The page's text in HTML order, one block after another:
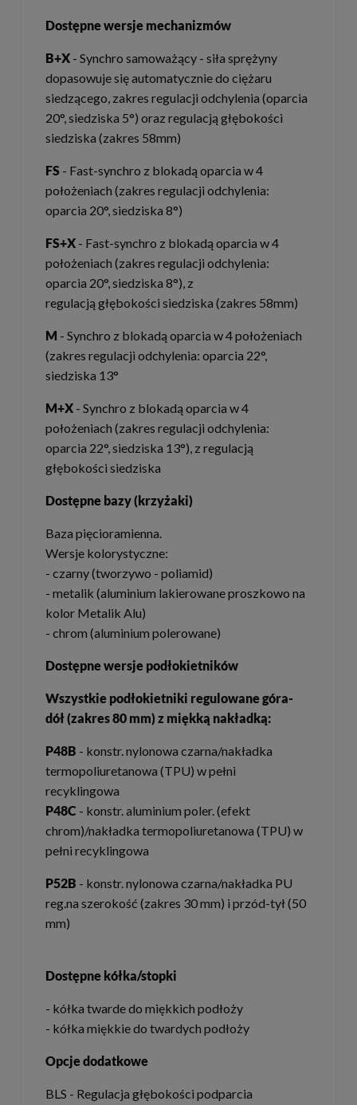
Dostępne wersje mechanizmów
B+X - Synchro samoważący - siła sprężyny
dopasowuje się automatycznie do ciężaru
siedzącego, zakres regulacji odchylenia (oparcia
20°, siedziska 5°) oraz regulacją głębokości
siedziska (zakres 58mm)
FS - Fast-synchro z blokadą oparcia w 4
położeniach (zakres regulacji odchylenia:
oparcia 20°, siedziska 8°)
FS+X - Fast-synchro z blokadą oparcia w 4
położeniach (zakres regulacji odchylenia:
oparcia 20°, siedziska 8°), z
regulacją głębokości siedziska (zakres 58mm)
M - Synchro z blokadą oparcia w 4 położeniach
(zakres regulacji odchylenia: oparcia 22°,
siedziska 13°
M+X - Synchro z blokadą oparcia w 4
położeniach (zakres regulacji odchylenia:
oparcia 22°, siedziska 13°), z regulacją
głębokości siedziska
Dostępne bazy (krzyżaki)
Baza pięcioramienna.
Wersje kolorystyczne:
- czarny (tworzywo - poliamid)
- metalik (aluminium lakierowane proszkowo na
kolor Metalik Alu)
- chrom (aluminium polerowane)
Dostępne wersje podłokietników
Wszystkie podłokietniki regulowane góra-
dół (zakres 80 mm) z miękką nakładką:
P48B - konstr. nylonowa czarna/nakładka
termopoliuretanowa (TPU) w pełni
recyklingowa
P48C - konstr. aluminium poler. (efekt
chrom)/nakładka termopoliuretanowa (TPU) w
pełni recyklingowa
P52B - konstr. nylonowa czarna/nakładka PU
reg.na szerokość (zakres 30 mm) i przód-tył (50
mm)
Dostępne kółka/stopki
- kółka twarde do miękkich podłoży
- kółka miękkie do twardych podłoży
Opcje dodatkowe
BLS - Regulacja głębokości podparcia